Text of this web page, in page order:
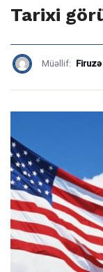
Tarixi
Müəllif: Firuzə